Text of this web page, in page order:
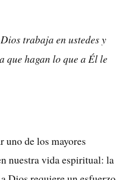
trabaja en ustedes y
que hagan lo que a Él le
uno de los mayores
nuestra vida espiritual: la